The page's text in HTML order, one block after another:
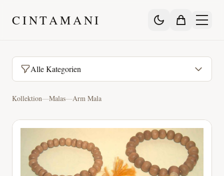
CINTAMANI
Alle Kategorien
Kollektion—Malas—Arm Mala